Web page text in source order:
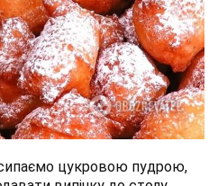
цукровою пудрою,